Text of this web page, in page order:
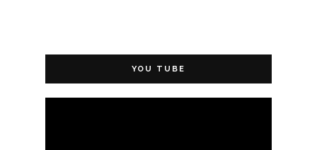
YOU TUBE